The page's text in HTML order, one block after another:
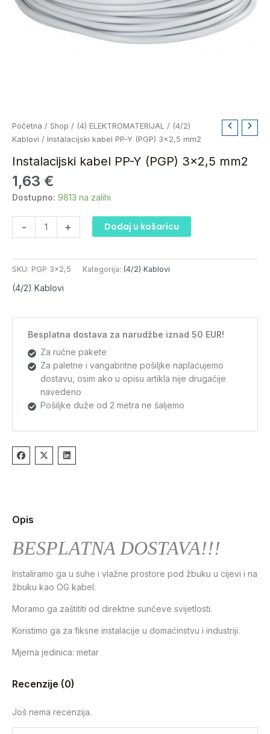
Početna / Shop / (4) ELEKTROMATERIJAL / (4/2)
Kablovi / Instalacijski kabel PP-Y (PGP) 3×2,5 mm2
Instalacijski kabel PP-Y (PGP) 3×2,5 mm2
1,63 €
Dostupno: 9813 na zalihi
-
Instalacijski
kabel
Y
(PGP)
3x2,5
količina
+ Dodaj u košaricu
SKU: PGP 3x2,5 Kategorija: (4/2) Kablovi
(4/2) Kablovi
Besplatna dostava za narudžbe iznad 50 EUR!
Za ručne pakete
Za paletne i vangabritne pošiljke naplaćujemo
dostavu, osim ako u opisu artikla nije drugačije
navedeno
Pošiljke duže od 2 metra ne šaljemo
Opis
BESPLATNA DOSTAVA!!!
Instaliramo ga u suhe i vlažne prostore pod žbuku u cijevi i na
žbuku kao OG kabel.
Moramo ga zaštititi od direktne sunčeve svijetlosti.
Koristimo ga za fiksne instalacije u domaćinstvu i industriji.
Mjerna jedinica: metar
Recenzije (0)
Još nema recenzija.